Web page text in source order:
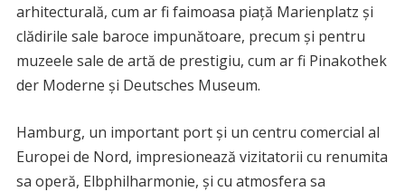
arhitecturală, cum ar fi faimoasa piață Marienplatz și
clădirile sale baroce impunătoare, precum și pentru
muzeele sale de artă de prestigiu, cum ar fi Pinakothek
der Moderne și Deutsches Museum.
Hamburg, un important port și un centru comercial al
Europei de Nord, impresionează vizitatorii cu renumita
sa operă, Elbphilharmonie, și cu atmosfera sa